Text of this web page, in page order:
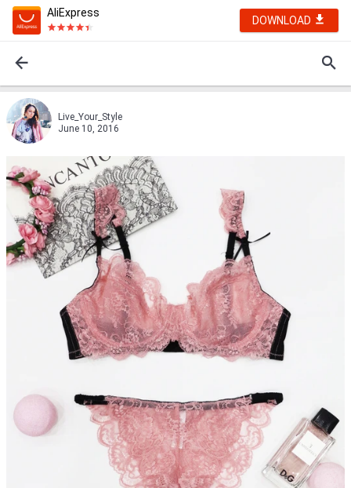
AliExpress
DOWNLOAD
Live_Your_Style
June 10, 2016